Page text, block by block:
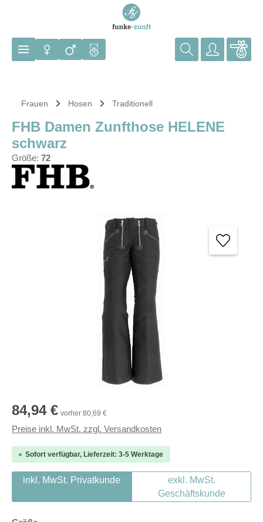
Frauen Hosen Traditionell
FHB Damen Zunfthose HELENE
schwarz
Größe: 72
Regulärer Preis:
84,94 € vorher 80,69 €
Preise inkl. MwSt. zzgl. Versandkosten
Sofort verfügbar, Lieferzeit: 3-5 Werktage
inkl. MwSt. Privatkunde
exkl. MwSt.
Geschäftskunde